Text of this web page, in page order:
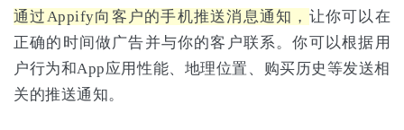
通过Appify向客户的手机推送消息通知， 让你可以在
正确的时间做广告并与你的客户联系。你可以根据用
户行为和App应用性能、地理位置、购买历史等发送相
关的推送通知。